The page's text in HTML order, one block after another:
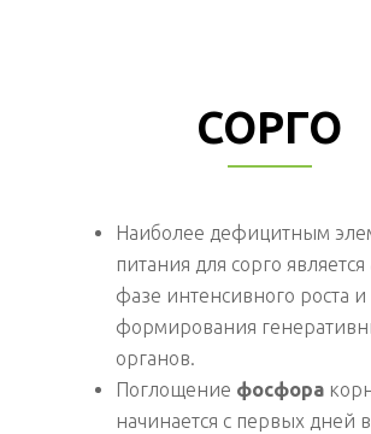
СОРГО
Наиболее дефицитным
питания для сорго является
фазе интенсивного роста и
формирования
органов.
Поглощение фосфора
начинается с первых дней